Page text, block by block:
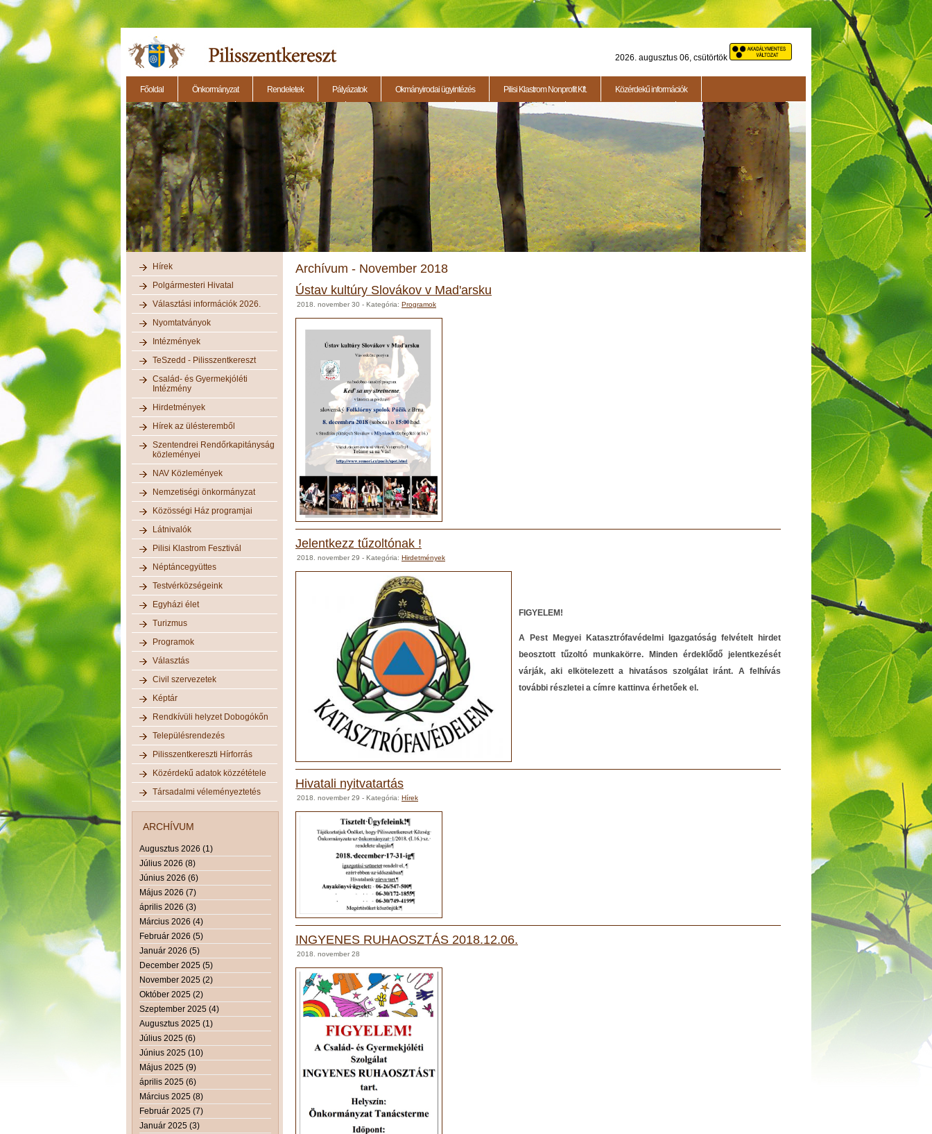
2026. augusztus 06, csütörtök
Főoldal Önkormányzat Rendeletek Pályázatok Okmányirodai ügyintézés Pilisi Klastrom Nonprofit Kft. Közérdekű információk
2014.11.27. - Testületi ülés 2014.12.28. - Testületi ülés 2014.11.13. - Testületi ülés 2015.01.29. - Testületi ülés 2015.04.23. - Testületi ülés 2015.05.14. - Testületi ülés
Hírek
Polgármesteri Hivatal
Választási információk 2026.
Nyomtatványok
Intézmények
TeSzedd - Pilisszentkereszt
Család- és Gyermekjóléti
Intézmény
Hirdetmények
Hírek az ülésteremből
Szentendrei Rendőrkapitányság
közleményei
NAV Közlemények
Nemzetiségi önkormányzat
Közösségi Ház programjai
Látnivalók
Pilisi Klastrom Fesztivál
Néptáncegyüttes
Testvérközségeink
Egyházi élet
Turizmus
Programok
Választás
Civil szervezetek
Képtár
Rendkívüli helyzet Dobogókőn
Településrendezés
Pilisszentkereszti Hírforrás
Közérdekű adatok közzététele
Társadalmi véleményeztetés
ARCHÍVUM
Augusztus 2026 (1)
Július 2026 (8)
Június 2026 (6)
Május 2026 (7)
április 2026 (3)
Március 2026 (4)
Február 2026 (5)
Január 2026 (5)
December 2025 (5)
November 2025 (2)
Október 2025 (2)
Szeptember 2025 (4)
Augusztus 2025 (1)
Július 2025 (6)
Június 2025 (10)
Május 2025 (9)
április 2025 (6)
Március 2025 (8)
Február 2025 (7)
Január 2025 (3)
Archívum - November 2018
Ústav kultúry Slovákov v Mad'arsku
2018. november 30 - Kategória: Programok
Jelentkezz tűzoltónak !
2018. november 29 - Kategória: Hirdetmények
FIGYELEM!
A Pest Megyei Katasztrófavédelmi Igazgatóság felvételt hirdet
beosztott tűzoltó munkakörre. Minden érdeklődő jelentkezését
várják, aki elkötelezett a hivatásos szolgálat iránt. A felhívás
további részletei a címre kattinva érhetőek el.
Hivatali nyitvatartás
2018. november 29 - Kategória: Hírek
INGYENES RUHAOSZTÁS 2018.12.06.
2018. november 28